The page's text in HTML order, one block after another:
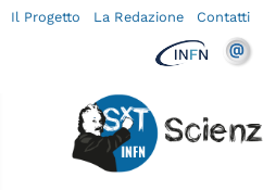
Il Progetto La Redazione Contatti